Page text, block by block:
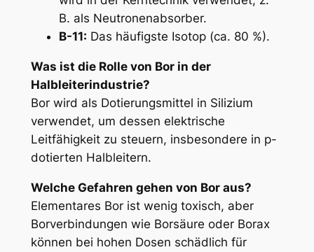
B. als Neutronenabsorber.
B-11: Das häufigste Isotop (ca. 80 %).
Was ist die Rolle von Bor in der
Halbleiterindustrie?
Bor wird als Dotierungsmittel in Silizium
verwendet, um dessen elektrische
Leitfähigkeit zu steuern, insbesondere in p-
dotierten Halbleitern.
Welche Gefahren gehen von Bor aus?
Elementares Bor ist wenig toxisch, aber
Borverbindungen wie Borsäure oder Borax
können bei hohen Dosen schädlich für